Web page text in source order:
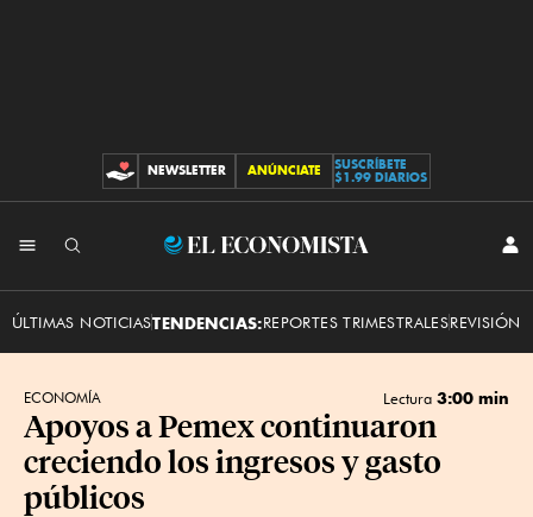
CONTRIBUCIONES
NEWSLETTER ANÚNCIATE
SUSCRÍBETE
$1.99 DIARIOS
El
ÚLTIMAS NOTICIASTENDENCIAS:REPORTES TRIMESTRALESREVISIÓN
ECONOMÍA Lectura 3:00 min
Apoyos a Pemex continuaron
creciendo los ingresos y gasto
públicos